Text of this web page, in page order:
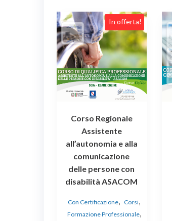
In offerta!
Corso Regionale
Assistente
all’autonomia e alla
comunicazione
delle persone con
disabilità ASACOM
Con Certificazione Corsi
Formazione Professionale,